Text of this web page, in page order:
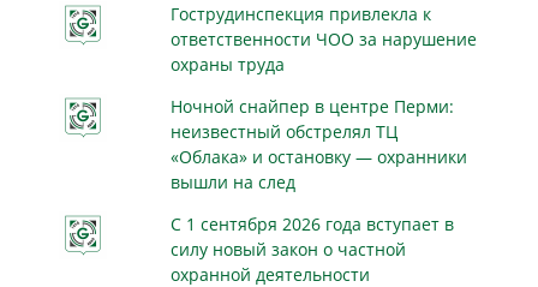
Гострудинспекция привлекла к
ответственности ЧОО за нарушение
охраны труда
Ночной снайпер в центре Перми:
неизвестный обстрелял ТЦ
«Облака» и остановку — охранники
вышли на след
С 1 сентября 2026 года вступает в
силу новый закон о частной
охранной деятельности